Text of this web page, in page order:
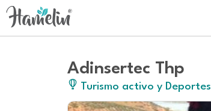
Adinsertec Thp
Turismo activo y Deportes